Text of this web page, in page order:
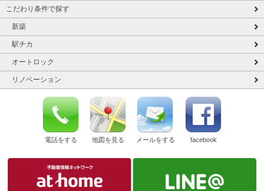
こだわり条件で探す
新築
駅チカ
オートロック
リノベーション
電話をする 地図を見る メールをする facebook